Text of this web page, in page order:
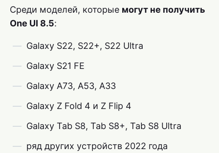
Среди моделей, которые могут не получить
One UI 8.5:
Galaxy S22, S22+, S22 Ultra
Galaxy S21 FE
Galaxy A73, A53, A33
Galaxy Z Fold 4 и Z Flip 4
Galaxy Tab S8, Tab S8+, Tab S8 Ultra
ряд других устройств 2022 года